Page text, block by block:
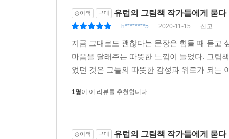
종이책 구매 유럽의 그림책 작가들에게 묻다
h********5 2020-11-15 신고
지금 그대로도 괜찮다는 문장은 힘들 때 듣고
마음을 달래주는 따뜻한 느낌이 들었다. 그림
었던 것은 그들의 따뜻한 감성과 위로가 되는
1명이 이 리뷰를 추천합니다.
종이책 구매 유럽의 그림책 작가들에게 묻다